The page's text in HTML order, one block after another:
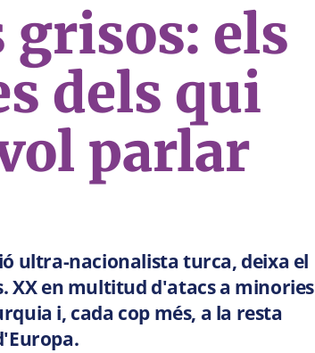
grisos: els
dels qui
parlar
ultra-nacionalista turca, deixa el
XX en multitud d'atacs a minories
i, cada cop més, a la resta